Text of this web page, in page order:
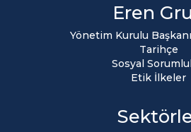
Eren
Yönetim Kurulu
Tarihçe
Sosyal
Etik İlkeler